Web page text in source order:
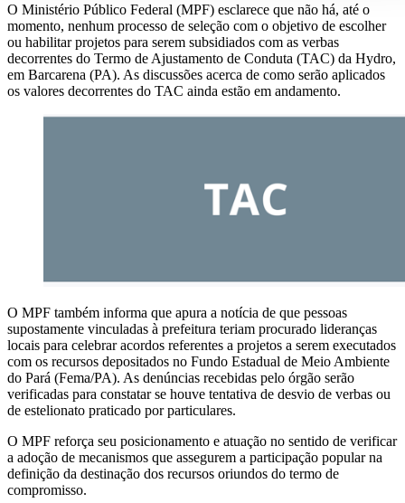
O Ministério Público Federal (MPF) esclarece que não há, até o
momento, nenhum processo de seleção com o objetivo de escolher
ou habilitar projetos para serem subsidiados com as verbas
decorrentes do Termo de Ajustamento de Conduta (TAC) da Hydro,
em Barcarena (PA). As discussões acerca de como serão aplicados
os valores decorrentes do TAC ainda estão em andamento.
O MPF também informa que apura a notícia de que pessoas
supostamente vinculadas à prefeitura teriam procurado lideranças
locais para celebrar acordos referentes a projetos a serem executados
com os recursos depositados no Fundo Estadual de Meio Ambiente
do Pará (Fema/PA). As denúncias recebidas pelo órgão serão
verificadas para constatar se houve tentativa de desvio de verbas ou
de estelionato praticado por particulares.
O MPF reforça seu posicionamento e atuação no sentido de verificar
a adoção de mecanismos que assegurem a participação popular na
definição da destinação dos recursos oriundos do termo de
compromisso.